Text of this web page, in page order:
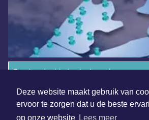
Deze website maakt gebruik van
ervoor te zorgen dat u de beste
op onze website Lees meer
Overige dagbladen in de regio
Algemene voorwaarden